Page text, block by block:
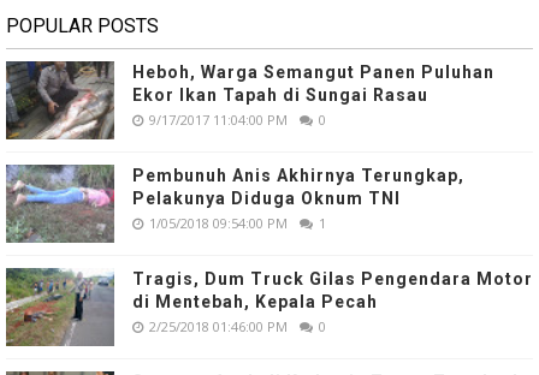
POPULAR POSTS
Heboh, Warga Semangut Panen Puluhan
Ekor Ikan Tapah di Sungai Rasau
9/17/2017 11:04:00 PM 0
Pembunuh Anis Akhirnya Terungkap,
Pelakunya Diduga Oknum TNI
1/05/2018 09:54:00 PM 1
Tragis, Dum Truck Gilas Pengendara Motor
di Mentebah, Kepala Pecah
2/25/2018 01:46:00 PM 0